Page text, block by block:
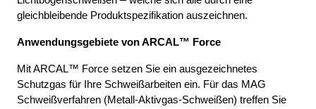
gleichbleibende Produktspezifikation auszeichnen.
Anwendungsgebiete von ARCAL™ Force
Mit ARCAL™ Force setzen Sie ein ausgezeichnetes
Schutzgas für Ihre Schweißarbeiten ein. Für das MAG
Schweißverfahren (Metall-Aktivgas-Schweißen) treffen Sie